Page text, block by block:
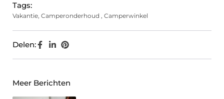
Tags:
Vakantie, Camperonderhoud , Camperwinkel
Delen:
Meer Berichten